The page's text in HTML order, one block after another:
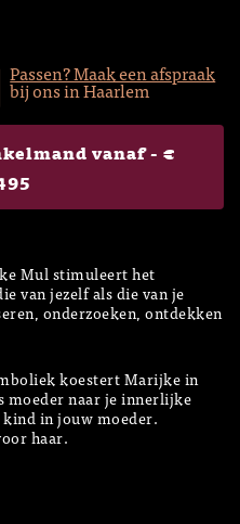
Passen? Maak een afspraak
bij ons in Haarlem
vanaf - €
Mul stimuleert het
van jezelf als die van je
onderzoeken, ontdekken
koestert Marijke in
moeder naar je innerlijke
in jouw moeder.
haar.